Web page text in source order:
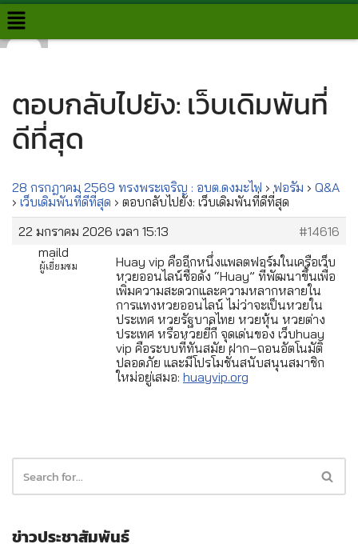
Skip
ตอบกลับไปยัง: เว็บเดิมพันที่
ดีที่สุด
28 กรกฎาคม 2569 ทรงพระเจริญ : อบต.ดงมะไฟ › ฟอรั่ม › Q&A
› เว็บเดิมพันที่ดีที่สุด › ตอบกลับไปยัง: เว็บเดิมพันที่ดีที่สุด
22 มกราคม 2026 เวลา 15:13
#14616
maild
ผู้เยี่ยมชม
Huay vip คืออีกหนึ่งแพลตฟอร์มในเครือเว็บ
หวยออนไลน์ชื่อดัง “Huay” ที่พัฒนาขึ้นเพื่อ
เพิ่มความสะดวกและความหลากหลายใน
การแทงหวยออนไลน์ ไม่ว่าจะเป็นหวยใน
ประเทศ หวยรัฐบาลไทย หวยหุ้น หวยต่าง
ประเทศ หรือหวยยี่กี จุดเด่นของ เว็บhuay
vip คือระบบที่ทันสมัย ฝาก–ถอนอัตโนมัติ
ปลอดภัย และมีโปรโมชั่นสนับสนุนสมาชิก
ใหม่อยู่เสมอ: huayvip.org
ข่าวประชาสัมพันธ์